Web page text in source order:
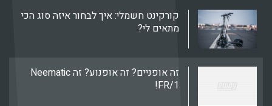
קורקינט חשמלי: איך לבחור איזה סוג הכי
מתאים לי?
זה אופניים? זה אופנוע? זה Neematic
FR/1!